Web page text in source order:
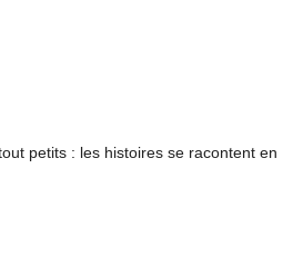
petits : les histoires se racontent en